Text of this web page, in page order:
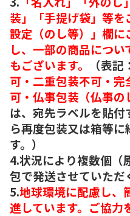
装」「手提げ袋」等
設定（のし等）」欄
し、一部の商品につ
もございます。
（表記：
可・二重包装不可・
可・仏事包装（仏事の
は、宛先ラベルを貼
ら再度包装又は箱等
す。）
4.状況により複数個（
包で発送させていただ
5.地球環境に配慮し、
進しています。ご協力